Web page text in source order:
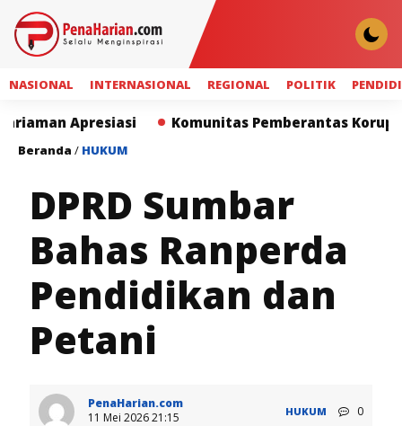
NASIONAL INTERNASIONAL REGIONAL POLITIK
Komunitas Pemberantas Korupsi
Beranda / HUKUM
DPRD Sumbar
Bahas Ranperda
Pendidikan dan
Petani
PenaHarian.com
11 Mei 2026 21:15
HUKUM 0